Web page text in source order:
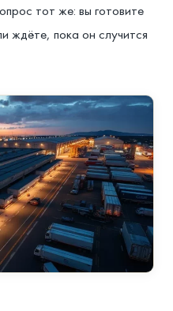
тот же: вы готовите
ждёте, пока он случится